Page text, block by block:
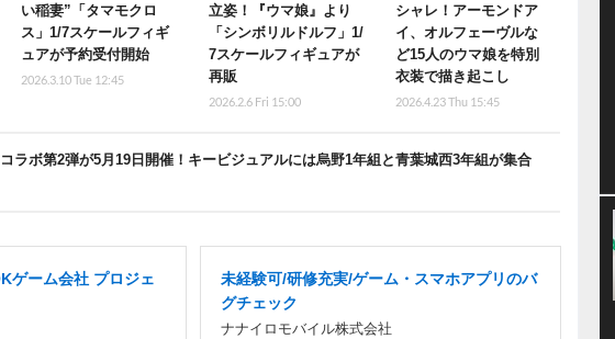
い稲妻”「タマモクロ
ス」1/7スケールフィギ
ュアが予約受付開始
2026.3.10 Tue 12:45
立姿！『ウマ娘』より
「シンボリルドルフ」1/
7スケールフィギュアが
再販
2026.2.6 Fri 15:00
シャレ！アーモンドア
イ、オルフェーヴルな
ど15人のウマ娘を特別
衣装で描き起こし
2026.4.23 Thu 15:45
ラボ第2弾が5月19日開催！キービジュアルには烏野1年組と青葉城西3年組が集合
ゲーム会社 プロジェ
未経験可/研修充実/ゲーム・スマホアプリのバ
グチェック
ナナイロモバイル株式会社